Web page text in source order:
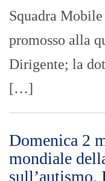
Squadra
promosso alla
Dirigente; la
[…]
Domenica 2
mondiale